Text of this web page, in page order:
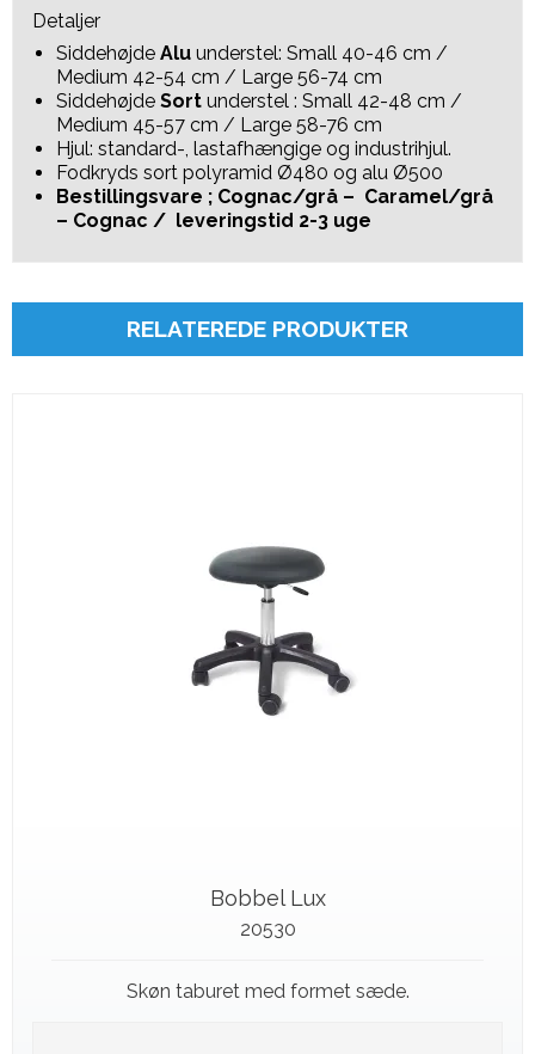
Detaljer
Siddehøjde Alu understel: Small 40-46 cm /
Medium 42-54 cm / Large 56-74 cm
Siddehøjde Sort understel : Small 42-48 cm /
Medium 45-57 cm / Large 58-76 cm
Hjul: standard-, lastafhængige og industrihjul.
Fodkryds sort polyramid Ø480 og alu Ø500
Bestillingsvare ; Cognac/grå – Caramel/grå
– Cognac / leveringstid 2-3 uge
RELATEREDE PRODUKTER
Bobbel Lux
20530
Skøn taburet med formet sæde.